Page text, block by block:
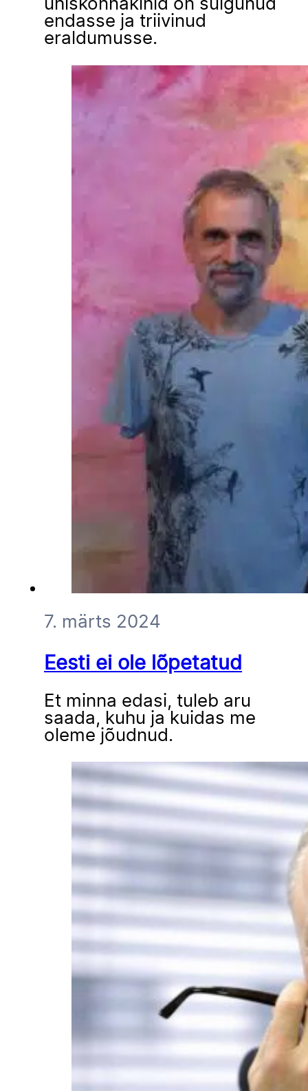
ühiskonnakihid on sulgunud
endasse ja triivinud
eraldumusse.
7. märts 2024
Eesti ei ole lõpetatud
Et minna edasi, tuleb aru
saada, kuhu ja kuidas me
oleme jõudnud.